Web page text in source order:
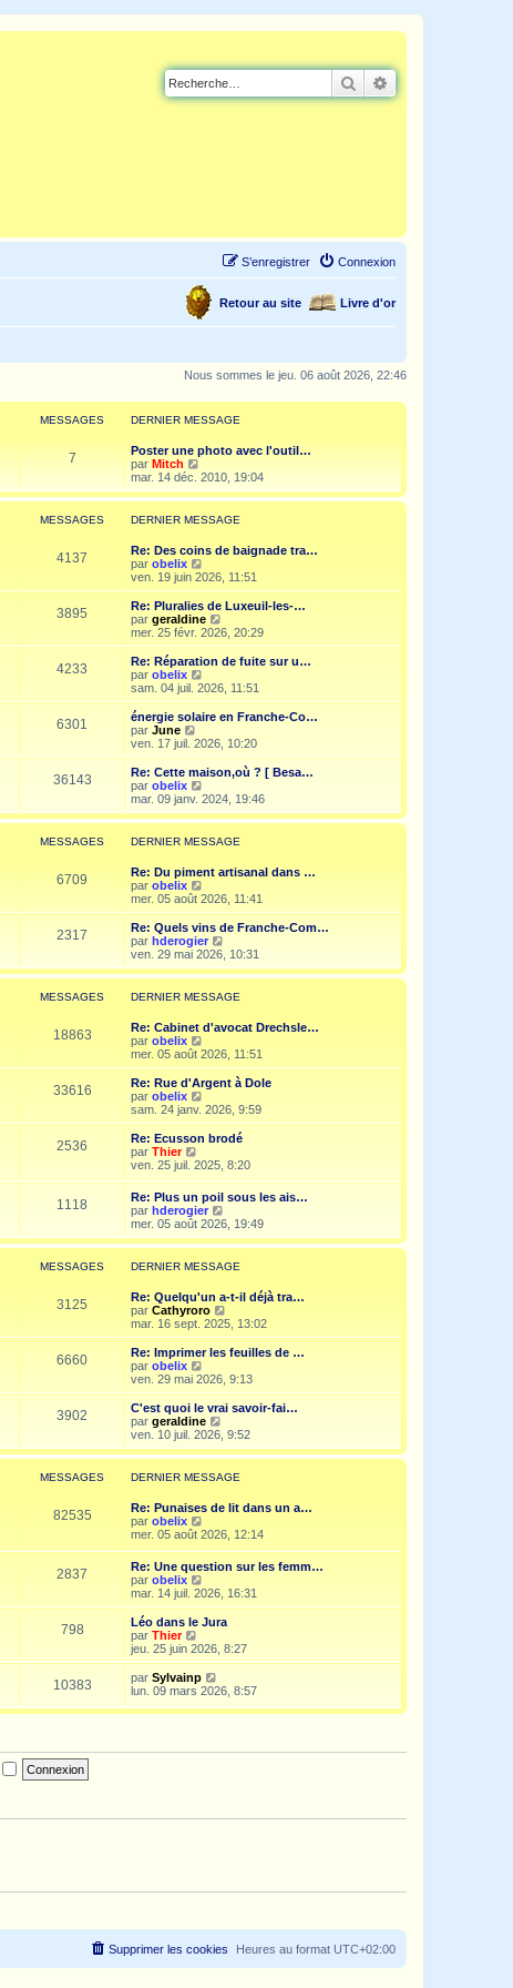
Rechercher
Connexion
S’enregistrer
Livre d'or
Retour au site
Nous sommes le jeu. 06 août 2026, 22:46
MESSAGES DERNIER MESSAGE
7
Poster une photo avec l'outil…
par Mitch
o
i
r
l
e
r
n
i
e
r
m
e
s
s
a
g
e
mar. 14 déc. 2010, 19:04
MESSAGES DERNIER MESSAGE
4137
Re: Des coins de baignade tra…
par obelix
o
i
r
l
e
r
n
i
r
e
s
s
g
e
ven. 19 juin 2026, 11:51
3895
Re: Pluralies de Luxeuil-les-…
par geraldine
o
i
r
e
d
r
n
i
r
e
s
a
e
mer. 25 févr. 2026, 20:29
4233
Re: Réparation de fuite sur u…
par obelix
o
i
r
e
e
r
n
i
e
m
s
a
g
e
sam. 04 juil. 2026, 11:51
6301
énergie solaire en Franche-Co…
par June
o
i
r
l
e
e
r
n
e
r
m
e
s
s
a
g
e
ven. 17 juil. 2026, 10:20
36143
Re: Cette maison,où ? [ Besa…
par obelix
o
i
r
l
e
n
i
e
r
m
e
s
g
mar. 09 janv. 2024, 19:46
MESSAGES DERNIER MESSAGE
6709
Re: Du piment artisanal dans …
par obelix
o
i
r
l
e
e
r
n
e
m
e
s
a
g
e
mer. 05 août 2026, 11:41
2317
Re: Quels vins de Franche-Com…
par hderogier
o
i
r
l
e
n
i
e
m
e
s
a
g
e
ven. 29 mai 2026, 10:31
MESSAGES DERNIER MESSAGE
18863
Re: Cabinet d'avocat Drechsle…
par obelix
o
i
r
e
e
r
n
i
e
r
m
e
s
s
a
e
mer. 05 août 2026, 11:51
33616
Re: Rue d'Argent à Dole
par obelix
o
i
r
e
e
r
n
i
e
m
s
s
a
g
e
sam. 24 janv. 2026, 9:59
2536
Re: Ecusson brodé
par Thier
o
e
d
e
n
e
r
m
e
s
s
a
g
e
ven. 25 juil. 2025, 8:20
1118
Re: Plus un poil sous les ais…
par hderogier
o
i
r
l
e
r
n
i
e
m
e
s
a
g
e
mer. 05 août 2026, 19:49
MESSAGES DERNIER MESSAGE
3125
Re: Quelqu'un a-t-il déjà tra…
par Cathyroro
o
i
r
e
e
r
n
i
e
m
s
a
g
e
mar. 16 sept. 2025, 13:02
6660
Re: Imprimer les feuilles de …
par obelix
o
i
r
l
e
e
r
n
e
m
e
s
a
g
e
ven. 29 mai 2026, 9:13
3902
C'est quoi le vrai savoir-fai…
par geraldine
o
i
r
l
e
n
i
e
m
e
s
a
g
ven. 10 juil. 2026, 9:52
MESSAGES DERNIER MESSAGE
82535
Re: Punaises de lit dans un a…
par obelix
o
l
e
d
e
r
i
e
r
m
e
mer. 05 août 2026, 12:14
2837
Re: Une question sur les femm…
par obelix
o
i
r
e
e
r
n
i
m
g
mar. 14 juil. 2026, 16:31
798
Léo dans le Jura
par Thier
o
i
r
d
n
e
jeu. 25 juin 2026, 8:27
10383 par Sylvainp
o
r
d
e
s
e
lun. 09 mars 2026, 8:57
Heures au format UTC+02:00
Supprimer les cookies